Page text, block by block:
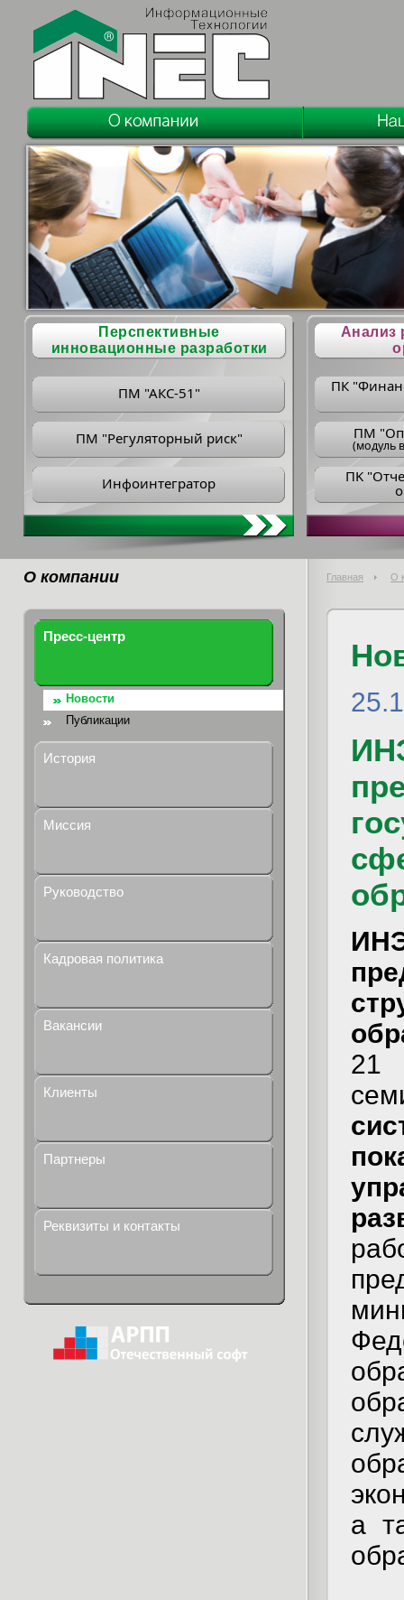
Перспективные
инновационные разработки
ПМ "АКС-51"
ПМ "Регуляторный риск"
Инфоинтегратор
Анализ
ПК
ПM
(модуль
ПK
О компании Главная О
Пресс-центр
Новости
Публикации
История
Миссия
Руководство
Кадровая политика
Вакансии
Клиенты
Партнеры
Реквизиты и контакты
21
а